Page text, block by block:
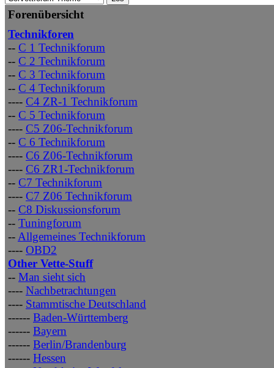
Forenübersicht
Technikforen
-- C 1 Technikforum
-- C 2 Technikforum
-- C 3 Technikforum
-- C 4 Technikforum
---- C4 ZR-1 Technikforum
-- C 5 Technikforum
---- C5 Z06-Technikforum
-- C 6 Technikforum
---- C6 Z06-Technikforum
---- C6 ZR1-Technikforum
-- C7 Technikforum
---- C7 Z06 Technikforum
-- C8 Diskussionsforum
-- Tuningforum
-- Allgemeines Technikforum
---- OBD2
Other Vette-Stuff
-- Man sieht sich
---- Nachbetrachtungen
---- Stammtische Deutschland
------ Baden-Württemberg
------ Bayern
------ Berlin/Brandenburg
------ Hessen